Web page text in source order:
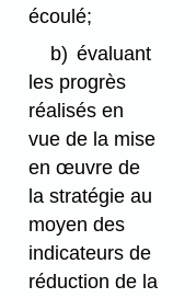
écoulé;
b) évaluant
les progrès
réalisés en
vue de la mise
en œuvre de
la stratégie au
moyen des
indicateurs de
réduction de la